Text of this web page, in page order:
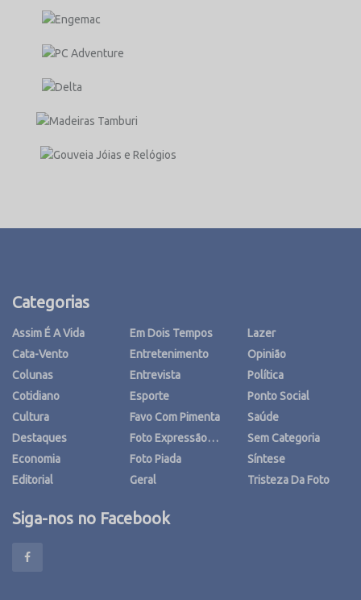
Categorias
Assim É A Vida
Cata-Vento
Colunas
Cotidiano
Cultura
Destaques
Economia
Editorial
Em Dois Tempos
Entretenimento
Entrevista
Esporte
Favo Com Pimenta
Foto Expressão…
Foto Piada
Geral
Lazer
Opinião
Política
Ponto Social
Saúde
Sem Categoria
Síntese
Tristeza Da Foto
Siga-nos no Facebook